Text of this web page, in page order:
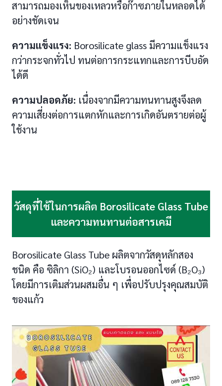
สามารถมองเห็นของเหลวหรือก๊าซภายในหลอดได้
อย่างชัดเจน
ความแข็งแรง: Borosilicate glass มีความแข็งแรง
กว่ากระจกทั่วไป ทนต่อการกระแทกและการบีบอัด
ได้ดี
ความปลอดภัย: เนื่องจากมีความทนทานสูงจึงลด
ความเสี่ยงต่อการแตกหักและการเกิดอันตรายต่อผู้
ใช้งาน
วัสดุที่ใช้ในการผลิต Borosilicate Glass Tube
และความทนทานต่อสารเคมี
Borosilicate Glass Tube ผลิตจากวัสดุหลักสอง
ชนิด คือ ซิลิกา (SiO₂) และโบรอนออกไซด์ (B₂O₃)
โดยมีการเติมส่วนผสมอื่น ๆ เพื่อปรับปรุงคุณสมบัติ
ของแก้ว